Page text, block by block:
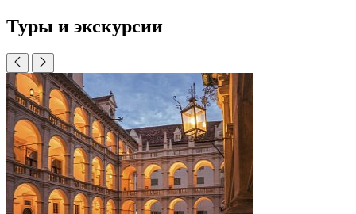
Туры и экскурсии